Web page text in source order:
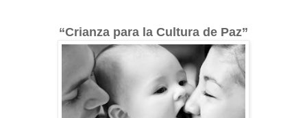
“Crianza para la Cultura de Paz”